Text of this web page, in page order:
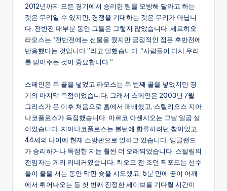
2012년까지 모든 경기에서 승리한 팀을 모방해 달라고 하는
것은 무리일 수 있지만, 경쟁을 기대하는 것은 무리가 아닙니
다. 전반전 대부분 동안 그들은 그렇지 않았습니다. 세르히오
라모스는 “전반전에는 선물을 줬지만 긍정적인 점은 후반전에
반응했다는 것입니다.”라고 말했습니다. “사람들이 다시 우리
를 믿어주는 것이 중요합니다.”
스페인은 두 골을 넣었고 라모스는 두 번째 골을 넣었지만 경
기의 마지막 득점이었습니다. 그래서 스페인은 2003년 7월
그리스가 온 이후 처음으로 홈에서 패배했고, 스텔리오스 지아
나코풀로스가 득점했습니다. 마르코 아센시오는 그날 일곱 살
이었습니다. 지아나코풀로스는 볼턴에 합류하려던 참이었고,
44세의 나이에 현재 소방관으로 일하고 있습니다. 잉글랜드
가 승리하거나 득점한 지는 훨씬 더 오래되었습니다: 스털링의
전임자는 게리 리네커였습니다. 킥오프 전 조던 픽포드는 선수
들이 줄을 서는 동안 막판 슛을 시도했고, 5분 만에 공이 어깨
에서 튀어나오는 등 첫 번째 진정한 세이브를 기다릴 시간이